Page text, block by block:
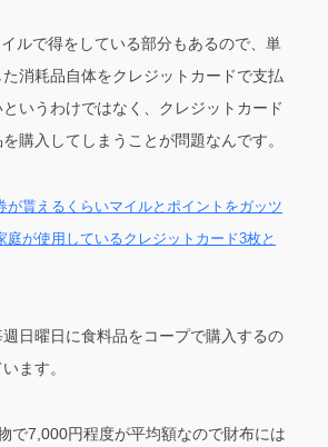
ルで得をしている部分もあるので、単
消耗品自体をクレジットカードで支払
いうわけではなく、クレジットカード
購入してしまうことが問題なんです。
が貰えるくらいマイルとポイントをガッツ
庭が使用しているクレジットカード3枚と
日曜日に食料品をコープで購入するの
ます。
で7,000円程度が平均額なので財布には